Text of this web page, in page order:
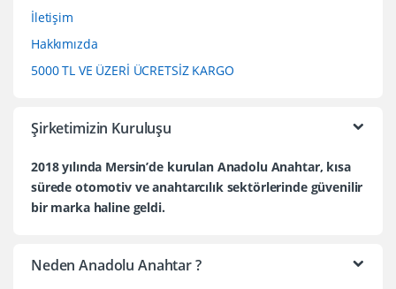
İletişim
Hakkımızda
5000 TL VE ÜZERİ ÜCRETSİZ KARGO
Şirketimizin Kuruluşu
2018 yılında Mersin’de kurulan Anadolu Anahtar, kısa
sürede otomotiv ve anahtarcılık sektörlerinde güvenilir
bir marka haline geldi.
Neden Anadolu Anahtar ?